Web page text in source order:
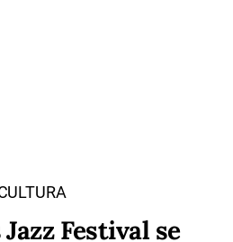
Festival se